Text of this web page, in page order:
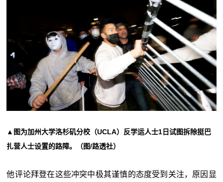
▲图为加州大学洛杉矶分校（UCLA）反学运人士1日试图拆除挺巴
扎营人士设置的路障。（图/路透社）
他评论拜登在这些冲突中极其谨慎的态度受到关注，原因显